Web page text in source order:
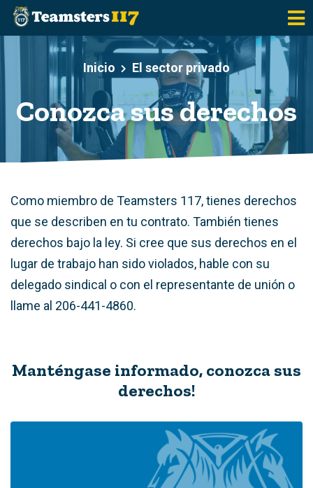
Saltar al contenido principal
Inicio
El sector privado
Conozca sus derechos
Como miembro de Teamsters 117, tienes derechos
que se describen en tu contrato. También tienes
derechos bajo la ley. Si cree que sus derechos en el
lugar de trabajo han sido violados, hable con su
delegado sindical o con el representante de unión o
llame al 206-441-4860.
Manténgase informado, conozca sus
derechos!